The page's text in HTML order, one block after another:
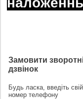
Замовити
дзвінок
Будь ласка, введіть свій
номер телефону